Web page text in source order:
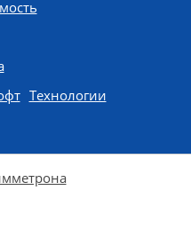
Технологии